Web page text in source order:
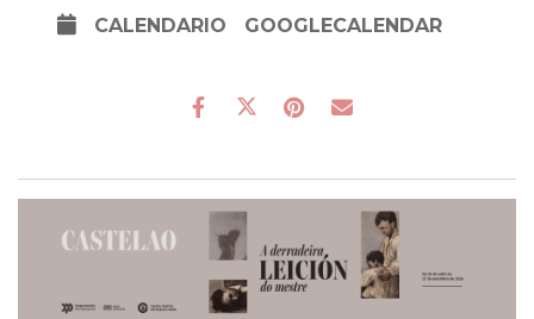
CALENDARIO GOOGLECALENDAR